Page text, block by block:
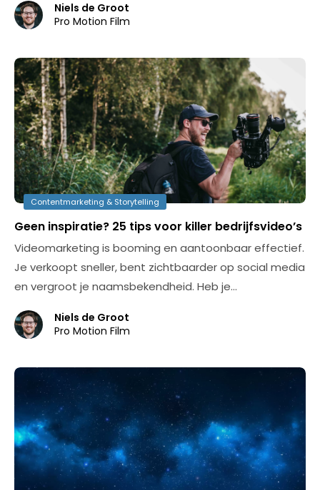
Niels de Groot
Pro Motion Film
Contentmarketing & Storytelling
Geen inspiratie? 25 tips voor killer bedrijfsvideo’s
Videomarketing is booming en aantoonbaar effectief.
Je verkoopt sneller, bent zichtbaarder op social media
en vergroot je naamsbekendheid. Heb je…
Niels de Groot
Pro Motion Film